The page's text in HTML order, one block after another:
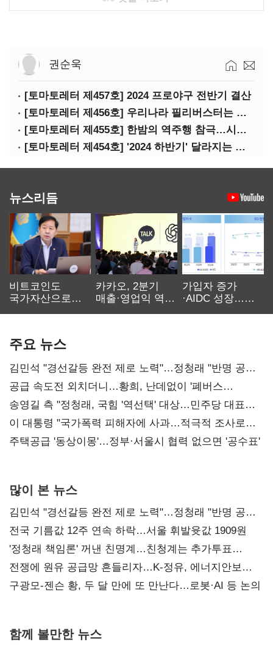
권순욱
[토마토레터 제457호] 2024 프로야구 전반기 결산
[토마토레터 제456호] 우리나라 필리버스터는 어떻게 무용지물이 됐나
[토마토레터 제455호] 한밤의 역주행 참극…시청역 참사의 핵심 쟁점은?
[토마토레터 제454호] '2024 하반기' 달라지는 정책들 정리(하)
뉴스리듬
비트코인도
국가자산으로…'
카카오, 2분기
매출·영업익 역대
가입자 증가
·AIDC 성장…
주요 뉴스
김민석 "경선갈등 완전 제로 노력"…정청래 "반명 공세
사과부터"
공급 속도전 외치더니…황희, 난데없이 '폐버스
리모델링' 제안
송영길 측 "정청래, 국힘 '역선택' 대상…민주당 대표로
총선 지휘 못해"
이 대통령 "국가폭력 피해자에 사과…적극적 조사로
진실 밝혀야"
주택공급 '동상이몽'…정부·서울시 협력 없으면 '공수표'
많이 본 뉴스
김민석 "경선갈등 완전 제로 노력"…정청래 "반명 공세
사과부터"
전국 기름값 12주 연속 하락…서울 휘발윳값 1909원
'정청래 책임론' 꺼낸 친명계…친청계는 추가투표
때리기
전쟁에 원유 공급망 흔들리자…K-정유, 에너지안보
핵심으로 재부상
구광모-젠슨 황, 두 달 만에 또 만난다…로봇·AI 등 논의
함께 볼만한 뉴스